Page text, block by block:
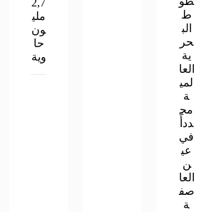
ط
الب
حر
ية
العا
لمي
ة
مج
ددأً
في
عي
ن
العا
صف
ة
2,7
ملي
ون
حا
وية